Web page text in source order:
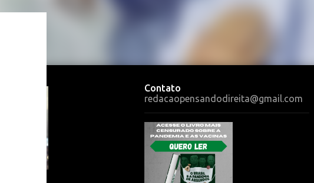
Contato
redacaopensandodireita@gmail.com